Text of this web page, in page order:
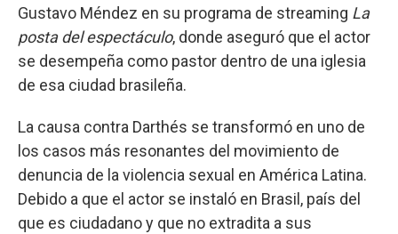
Gustavo Méndez en su programa de streaming La
posta del espectáculo, donde aseguró que el actor
se desempeña como pastor dentro de una iglesia
de esa ciudad brasileña.
La causa contra Darthés se transformó en uno de
los casos más resonantes del movimiento de
denuncia de la violencia sexual en América Latina.
Debido a que el actor se instaló en Brasil, país del
que es ciudadano y que no extradita a sus